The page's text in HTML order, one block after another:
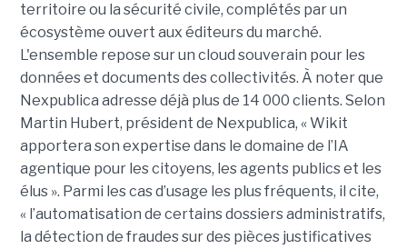
territoire ou la sécurité civile, complétés par un
écosystème ouvert aux éditeurs du marché.
L'ensemble repose sur un cloud souverain pour les
données et documents des collectivités. À noter que
Nexpublica adresse déjà plus de 14 000 clients. Selon
Martin Hubert, président de Nexpublica, « Wikit
apportera son expertise dans le domaine de l’IA
agentique pour les citoyens, les agents publics et les
élus ». Parmi les cas d’usage les plus fréquents, il cite,
« l’automatisation de certains dossiers administratifs,
la détection de fraudes sur des pièces justificatives